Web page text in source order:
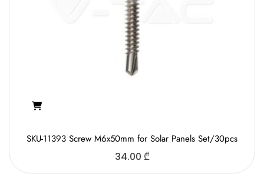
SKU-11393 Screw M6x50mm for Solar Panels Set/30pcs
34.00 ₾